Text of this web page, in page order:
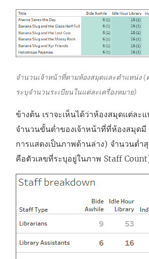
จำนวนเจ้าหน้าที่ตามห้องสมุดและตำแหน่ง (
ระบุจำนวนระเบียนในแต่ละเครื่องหมาย)
ข้างต้น เราจะเห็นได้ว่าห้องสมุดแต่ละแ
จำนวนขั้นต่ำของเจ้าหน้าที่ที่ห้องสมุดมี
การแสดงเป็นภาพด้านล่าง) จำนวนต่ำ
คือตัวเลขที่ระบุอยู่ในภาพ Staff